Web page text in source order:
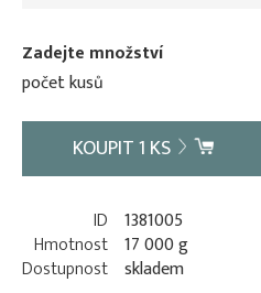
Zadejte množství
počet kusů
KOUPIT1 KS
ID 1381005
Hmotnost 17 000 g
Dostupnost skladem